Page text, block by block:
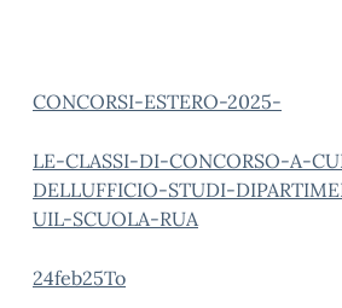
CONCORSI-ESTERO-2025-
LE-CLASSI-DI-CONCORSO-A-
DELLUFFICIO-STUDI-
UIL-SCUOLA-RUA
24feb25To